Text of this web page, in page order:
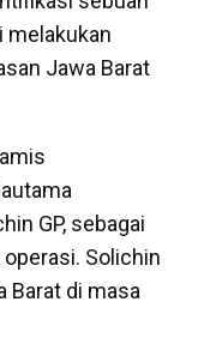
melakukan
Jawa Barat
GP, sebagai
Solichin
Barat di masa